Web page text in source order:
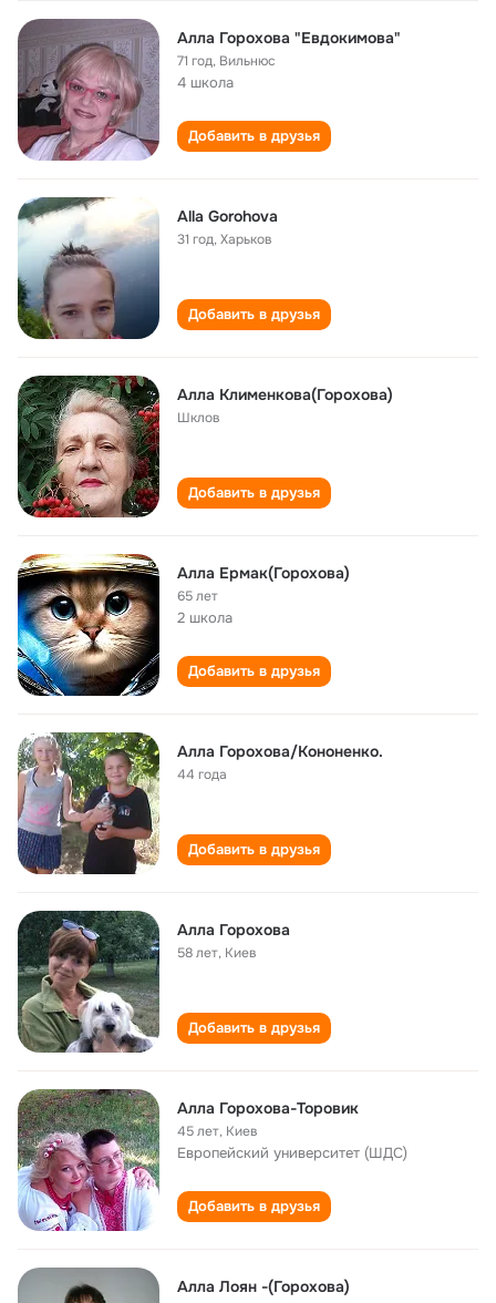
Алла Горохова "Евдокимова"
71 год, Вильнюс
4 школа
Добавить в друзья
Alla Gorohova
31 год,Харьков
Добавить в друзья
Алла Клименкова(Горохова)
Шклов
Добавить в друзья
Алла Ермак(Горохова)
65 лет
2 школа
Добавить в друзья
Алла Горохова/Кононенко.
44 года
Добавить в друзья
Алла Горохова
58 лет, Киев
Добавить в друзья
Алла Горохова-Торовик
45 лет, Киев
Европейский университет (ШДС)
Добавить в друзья
Алла Лоян -(Горохова)